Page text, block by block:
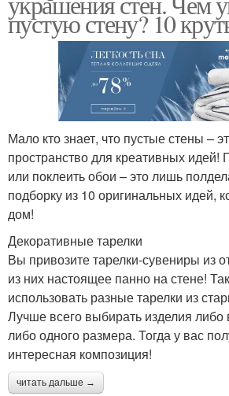
пустую стену? 10
Мало кто знает, что пустые стены –
пространство для креативных идей!
или поклеить обои – это лишь
подборку из 10 оригинальных идей,
дом!
Декоративные тарелки
Вы привозите тарелки-сувениры из
из них настоящее панно на стене!
использовать разные тарелки из
Лучше всего выбирать изделия либо
либо одного размера. Тогда у вас
интересная композиция!
читать дальше →